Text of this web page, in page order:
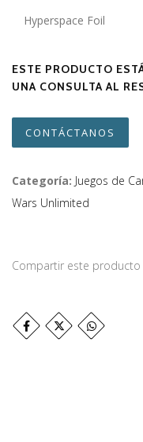
Hyperspace Foil
ESTE PRODUCTO
UNA CONSULTA AL
CONTÁCTANOS
Categoría: Juegos de
Wars Unlimited
Compartir este producto